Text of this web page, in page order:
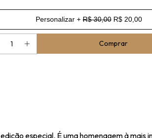
Personalizar + R$ 30,00 R$ 20,00
especial. É uma homenagem à mais